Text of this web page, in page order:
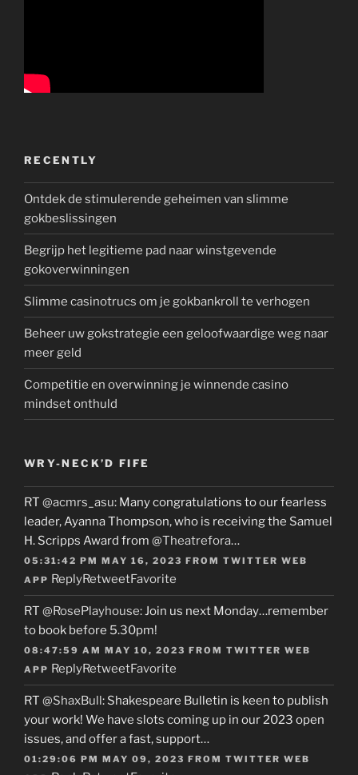
RECENTLY
Ontdek de stimulerende geheimen van slimme
gokbeslissingen
Begrijp het legitieme pad naar winstgevende
gokoverwinningen
Slimme casinotrucs om je gokbankroll te verhogen
Beheer uw gokstrategie een geloofwaardige weg naar
meer geld
Competitie en overwinning je winnende casino
mindset onthuld
WRY-NECK’D FIFE
RT @acmrs_asu: Many congratulations to our fearless
leader, Ayanna Thompson, who is receiving the Samuel
H. Scripps Award from @Theatrefora…
05:31:42 PM MAY 16, 2023 FROM TWITTER WEB
APP ReplyRetweetFavorite
RT @RosePlayhouse: Join us next Monday…remember
to book before 5.30pm!
08:47:59 AM MAY 10, 2023 FROM TWITTER WEB
APP ReplyRetweetFavorite
RT @ShaxBull: Shakespeare Bulletin is keen to publish
your work! We have slots coming up in our 2023 open
issues, and offer a fast, support…
01:29:06 PM MAY 09, 2023 FROM TWITTER WEB